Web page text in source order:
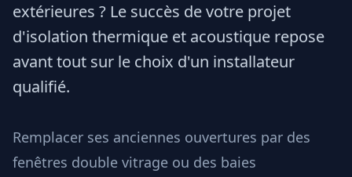
extérieures ? Le succès de votre projet
d'isolation thermique et acoustique repose
avant tout sur le choix d'un installateur
qualifié.
Remplacer ses anciennes ouvertures par des
fenêtres double vitrage ou des baies